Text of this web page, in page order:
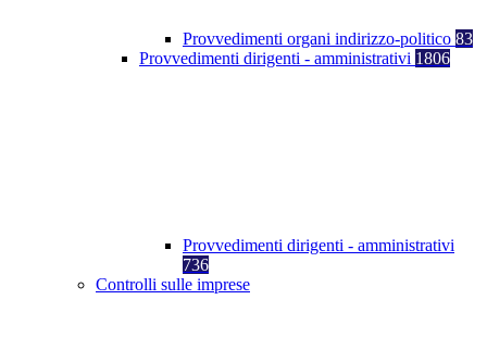
Provvedimenti organi indirizzo-politico 83
Provvedimenti dirigenti - amministrativi 1806
Provvedimenti dirigenti - amministrativi
736
Controlli sulle imprese